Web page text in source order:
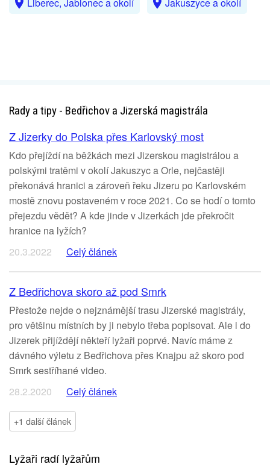
Rady a tipy - Bedřichov a Jizerská magistrála
Z Jizerky do Polska přes Karlovský most
Kdo přejíždí na běžkách mezi Jizerskou magistrálou a
polskými tratěmi v okolí Jakuszyc a Orle, nejčastěji
překonává hranici a zároveň řeku Jizeru po Karlovském
mostě znovu postaveném v roce 2021. Co se hodí o tomto
přejezdu vědět? A kde jinde v Jizerkách jde překročit
hranice na lyžích?
20.3.2022
Celý článek
Z Bedřichova skoro až pod Smrk
Přestože nejde o nejznámější trasu Jizerské magistrály,
pro většinu místních by ji nebylo třeba popisovat. Ale i do
Jizerek přijíždějí někteří lyžaři poprvé. Navíc máme z
dávného výletu z Bedřichova přes Knajpu až skoro pod
Smrk sestříhané video.
28.2.2020
Celý článek
+1 další článek
Lyžaři radí lyžařům